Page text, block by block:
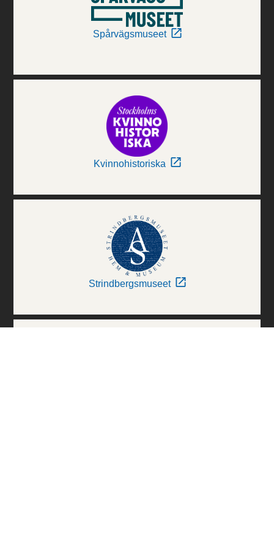
Spårvägsmuseet
Kvinnohistoriska
Strindbergsmuseet